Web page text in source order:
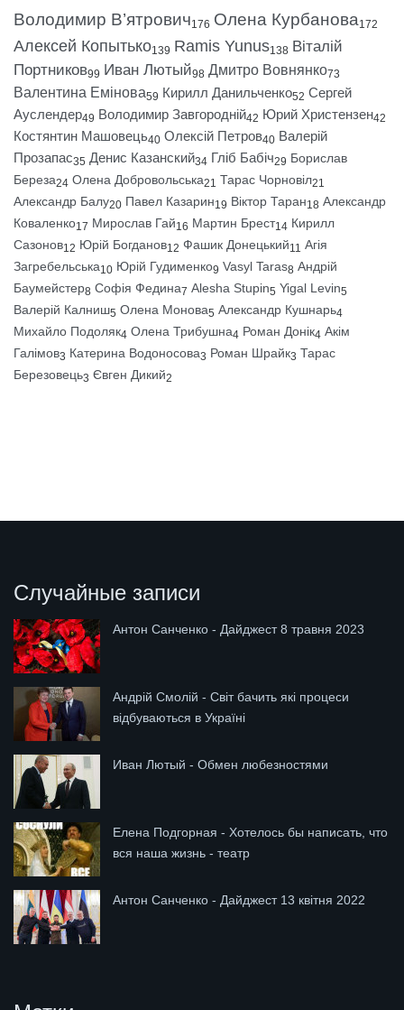
Володимир В’ятрович176 Олена Курбанова172
Алексей Копытько139 Ramis Yunus138 Віталій
Портников99 Иван Лютый98 Дмитро Вовнянко73
Валентина Емінова59 Кирилл Данильченко52 Сергей
Ауслендер49 Володимир Завгородній42 Юрий Христензен42
Костянтин Машовець40 Олексій Петров40 Валерій
Прозапас35 Денис Казанский34 Гліб Бабіч29 Борислав
Береза24 Олена Добровольська21 Тарас Чорновіл21
Александр Балу20 Павел Казарин19 Віктор Таран18 Александр
Коваленко17 Мирослав Гай16 Мартин Брест14 Кирилл
Сазонов12 Юрій Богданов12 Фашик Донецький11 Агія
Загребельська10 Юрій Гудименко9 Vasyl Taras8 Андрій
Баумейстер8 Софія Федина7 Alesha Stupin5 Yigal Levin5
Валерій Калниш5 Олена Монова5 Александр Кушнарь4
Михайло Подоляк4 Олена Трибушна4 Роман Донік4 Акім
Галімов3 Катерина Водоносова3 Роман Шрайк3 Тарас
Березовець3 Євген Дикий2
Случайные записи
Антон Санченко - Дайджест 8 травня 2023
Андрій Смолій - Світ бачить які процеси
відбуваються в Україні
Иван Лютый - Обмен любезностями
Елена Подгорная - Хотелось бы написать, что
вся наша жизнь - театр
Антон Санченко - Дайджест 13 квітня 2022